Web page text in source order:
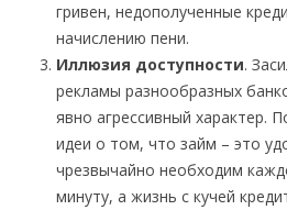
гривен, недополученные
начислению пени.
Иллюзия доступности.
рекламы разнообразных
явно агрессивный характер.
идеи о том, что займ – это
чрезвычайно необходим
минуту, а жизнь с кучей